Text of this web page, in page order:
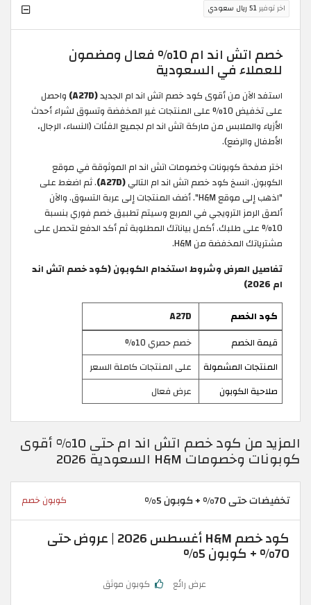
اخر توفير51 ريال سعودي
خصم اتش اند ام 10% فعال ومضمون
للعملاء في السعودية
استفد الآن من أقوى كود خصم اتش اند ام الجديد(A27D)
واحصل
على تخفيض 10% على المنتجات غير المخفضة وتسوق لشراء أحدث
الأزياء والملابس من ماركة اتش اند ام لجميع الفئات (النساء، الرجال،
الأطفال والرضع).
اختر صفحة كوبونات وخصومات اتش اند ام الموثوقة في موقع
الكوبون. انسخ كود خصم اتش اند ام التالي(A27D)
. ثم اضغط على
"اذهب إلى موقع H&M". أضف المنتجات إلى عربة التسوق. والآن
ألصق الرمز الترويجي في المربع وسيتم تطبيق خصم فوري بنسبة
10% على طلبك. أكمل بياناتك المطلوبة ثم أكد الدفع لتحصل على
مشترياتك المخفضة من H&M.
تفاصيل العرض وشروط استخدام الكوبون (كود خصم اتش اند
ام 2026)
كود الخصم
A27D
قيمة الخصم
خصم حصري 10%
المنتجات المشمولة
على المنتجات كاملة السعر
صلاحية الكوبون
عرض فعال
المزيد من كود خصم اتش اند ام حتى 10% أقوى
كوبونات وخصومات H&M السعودية 2026
تخفيضات حتى 70% + كوبون 5% كوبون خصم
كود خصم H&M أغسطس 2026 | عروض حتى
70% + كوبون 5%
عرض رائع كوبون موثق